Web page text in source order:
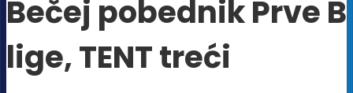
Bečej pobednik Prve B
lige, TENT treći